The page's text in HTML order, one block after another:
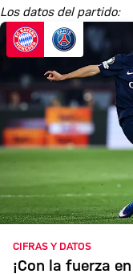
Los datos del partido:
CIFRAS Y DATOS
¡Con la fuerza